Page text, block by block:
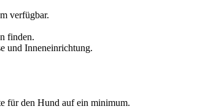
verfügbar.
finden.
und Inneneinrichtung.
für den Hund auf ein minimum.